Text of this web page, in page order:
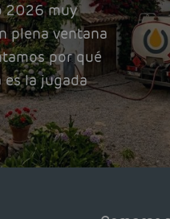
2026 muy
plena ventana
por qué
la jugada